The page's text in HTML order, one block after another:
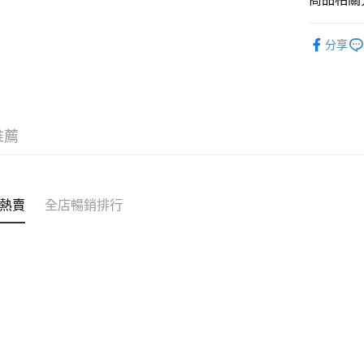
送貨方式
付款後順
分享
薦
賣 全店暢銷排行